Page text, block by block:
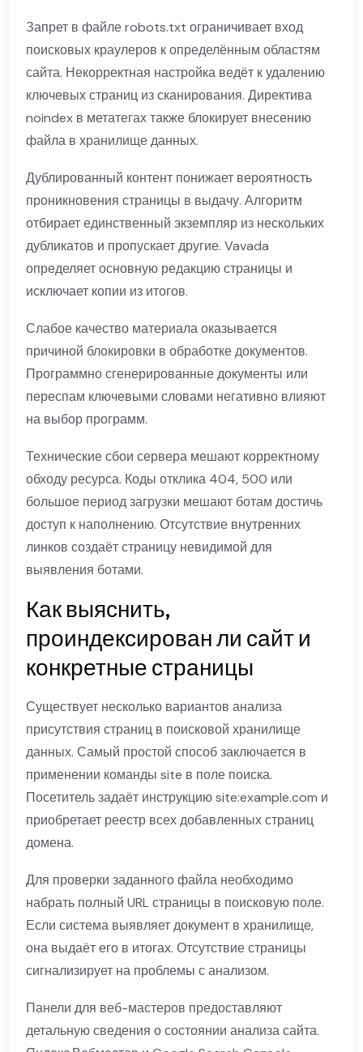
Запрет в файле robots.txt ограничивает вход
поисковых краулеров к определённым областям
сайта. Некорректная настройка ведёт к удалению
ключевых страниц из сканирования. Директива
noindex в метатегах также блокирует внесению
файла в хранилище данных.
Дублированный контент понижает вероятность
проникновения страницы в выдачу. Алгоритм
отбирает единственный экземпляр из нескольких
дубликатов и пропускает другие. Vavada
определяет основную редакцию страницы и
исключает копии из итогов.
Слабое качество материала оказывается
причиной блокировки в обработке документов.
Программно сгенерированные документы или
переспам ключевыми словами негативно влияют
на выбор программ.
Технические сбои сервера мешают корректному
обходу ресурса. Коды отклика 404, 500 или
большое период загрузки мешают ботам достичь
доступ к наполнению. Отсутствие внутренних
линков создаёт страницу невидимой для
выявления ботами.
Как выяснить,
проиндексирован ли сайт и
конкретные страницы
Существует несколько вариантов анализа
присутствия страниц в поисковой хранилище
данных. Самый простой способ заключается в
применении команды site в поле поиска.
Посетитель задаёт инструкцию site:example.com и
приобретает реестр всех добавленных страниц
домена.
Для проверки заданного файла необходимо
набрать полный URL страницы в поисковую поле.
Если система выявляет документ в хранилище,
она выдаёт его в итогах. Отсутствие страницы
сигнализирует на проблемы с анализом.
Панели для веб-мастеров предоставляют
детальную сведения о состоянии анализа сайта.